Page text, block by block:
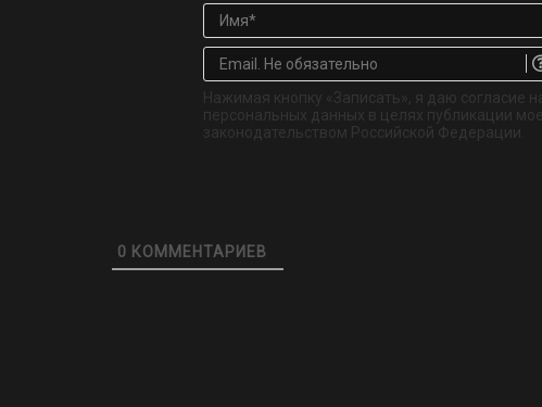
Нажимая кнопку «Записать», я даю согласие
персональных данных в целях публикации
законодательством Российской Федерации.
0 КОММЕНТАРИЕВ